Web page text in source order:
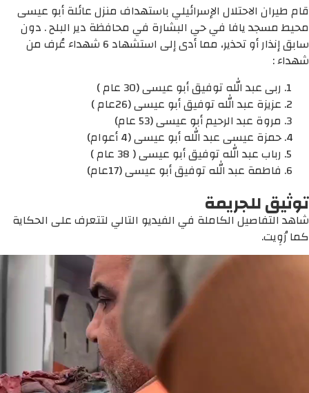
قام طيران الاحتلال الإسرائيلي باستهداف منزل عائلة أبو عيسى
محيط مسجد يافا في حي البشارة في محافظة دير البلح . دون
سابق إنذار أو تحذير، مما أدى إلى استشهاد 6 شهداء عُرف من
شهداء :
ربى عبد الله توفيق أبو عيسى (30 عام )
عزيزة عبد الله توفيق أبو عيسى (26عام )
مروة عبد الرحيم أبو عيسى (53 عام)
حمزة عيسى عبد الله أبو عيسى (4 أعوام)
رباب عبد الله توفيق أبو عيسى ( 38 عام )
فاطمة عبد الله توفيق أبو عيسى (17عام)
توثيق للجريمة
شاهد التفاصيل الكاملة في الفيديو التالي لتتعرف على الحكاية
كما رُوِيت.